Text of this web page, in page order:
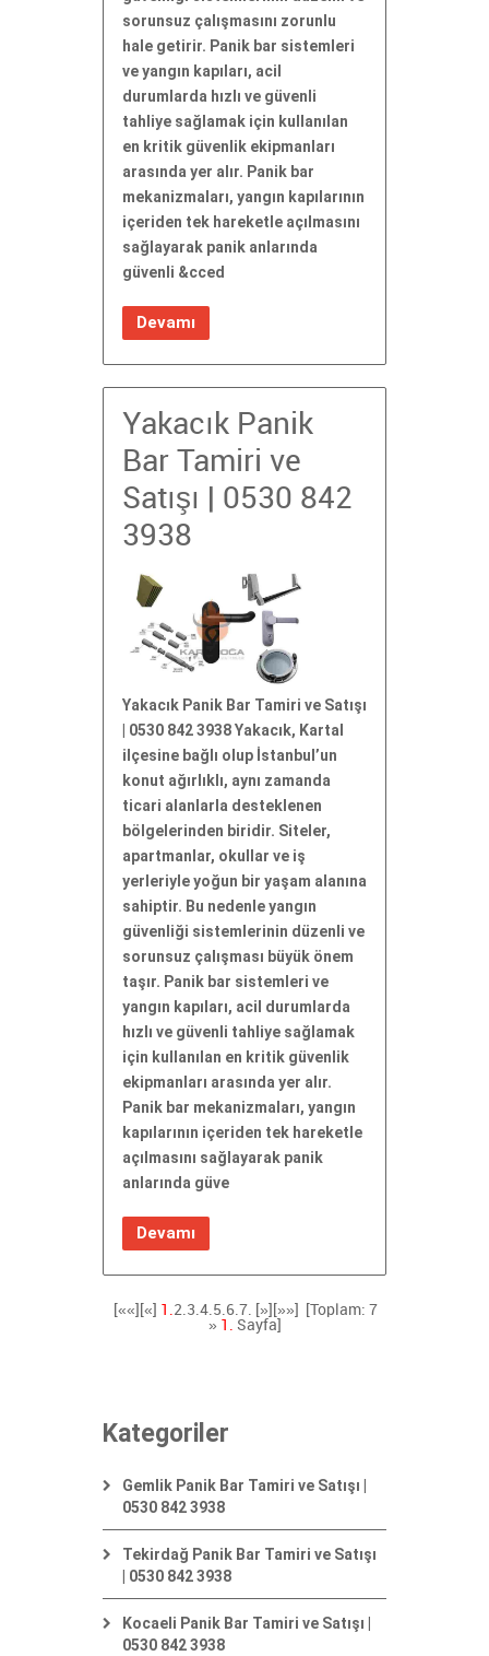
sorunsuz çalışmasını zorunlu
hale getirir. Panik bar sistemleri
ve yangın kapıları, acil
durumlarda hızlı ve güvenli
tahliye sağlamak için kullanılan
en kritik güvenlik ekipmanları
arasında yer alır. Panik bar
mekanizmaları, yangın kapılarının
içeriden tek hareketle açılmasını
sağlayarak panik anlarında
güvenli &cced
Devamı
Yakacık Panik
Bar Tamiri ve
Satışı | 0530 842
3938
Yakacık Panik Bar Tamiri ve Satışı
| 0530 842 3938 Yakacık, Kartal
ilçesine bağlı olup İstanbul’un
konut ağırlıklı, aynı zamanda
ticari alanlarla desteklenen
bölgelerinden biridir. Siteler,
apartmanlar, okullar ve iş
yerleriyle yoğun bir yaşam alanına
sahiptir. Bu nedenle yangın
güvenliği sistemlerinin düzenli ve
sorunsuz çalışması büyük önem
taşır. Panik bar sistemleri ve
yangın kapıları, acil durumlarda
hızlı ve güvenli tahliye sağlamak
için kullanılan en kritik güvenlik
ekipmanları arasında yer alır.
Panik bar mekanizmaları, yangın
kapılarının içeriden tek hareketle
açılmasını sağlayarak panik
anlarında güve
Devamı
[««][«] 1.2.3.4.5.6.7. [»] [»»]
[Toplam: 7
» 1. Sayfa]
Kategoriler
Gemlik Panik Bar Tamiri ve Satışı |
0530 842 3938
Tekirdağ Panik Bar Tamiri ve Satışı
| 0530 842 3938
Kocaeli Panik Bar Tamiri ve Satışı |
0530 842 3938